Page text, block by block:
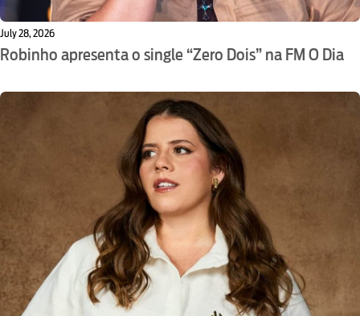
July 28, 2026
Robinho apresenta o single “Zero Dois” na FM O Dia